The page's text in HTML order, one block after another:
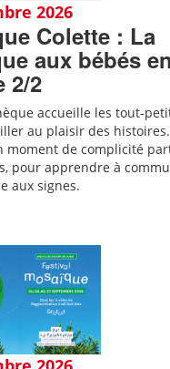
2026
Colette : La
aux bébés en
2/2
accueille les tout-
au plaisir des
moment de complicité
pour apprendre à
aux signes.